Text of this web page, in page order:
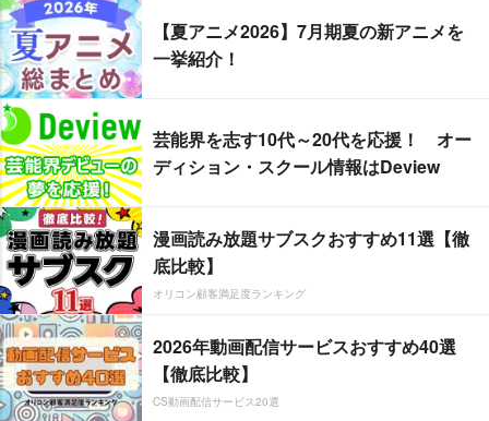
【夏アニメ2026】7月期夏の新アニメを
一挙紹介！
芸能界を志す10代～20代を応援！ オー
ディション・スクール情報はDeview
漫画読み放題サブスクおすすめ11選【徹
底比較】
オリコン顧客満足度ランキング
2026年動画配信サービスおすすめ40選
【徹底比較】
CS動画配信サービス20選